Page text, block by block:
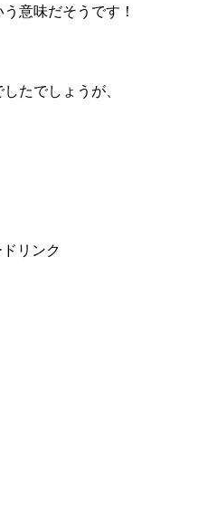
う意味だそうです！
たでしょうが、
リンク